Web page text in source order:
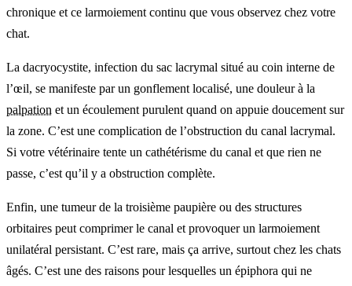
chronique et ce larmoiement continu que vous observez chez votre
chat.
La dacryocystite, infection du sac lacrymal situé au coin interne de
l’œil, se manifeste par un gonflement localisé, une douleur à la
palpation et un écoulement purulent quand on appuie doucement sur
la zone. C’est une complication de l’obstruction du canal lacrymal.
Si votre vétérinaire tente un cathétérisme du canal et que rien ne
passe, c’est qu’il y a obstruction complète.
Enfin, une tumeur de la troisième paupière ou des structures
orbitaires peut comprimer le canal et provoquer un larmoiement
unilatéral persistant. C’est rare, mais ça arrive, surtout chez les chats
âgés. C’est une des raisons pour lesquelles un épiphora qui ne